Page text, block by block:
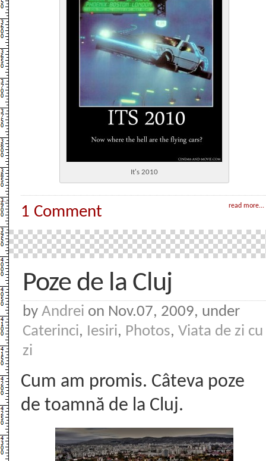
It's 2010
read more...
1 Comment
Poze de la Cluj
by Andrei on Nov.07, 2009, under
Caterinci, Iesiri, Photos, Viata de zi cu
zi
Cum am promis. Câteva poze
de toamnă de la Cluj.